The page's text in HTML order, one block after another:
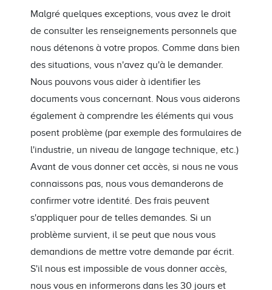
Malgré quelques exceptions, vous avez le droit
de consulter les renseignements personnels que
nous détenons à votre propos. Comme dans bien
des situations, vous n'avez qu'à le demander.
Nous pouvons vous aider à identifier les
documents vous concernant. Nous vous aiderons
également à comprendre les éléments qui vous
posent problème (par exemple des formulaires de
l'industrie, un niveau de langage technique, etc.)
Avant de vous donner cet accès, si nous ne vous
connaissons pas, nous vous demanderons de
confirmer votre identité. Des frais peuvent
s'appliquer pour de telles demandes. Si un
problème survient, il se peut que nous vous
demandions de mettre votre demande par écrit.
S'il nous est impossible de vous donner accès,
nous vous en informerons dans les 30 jours et